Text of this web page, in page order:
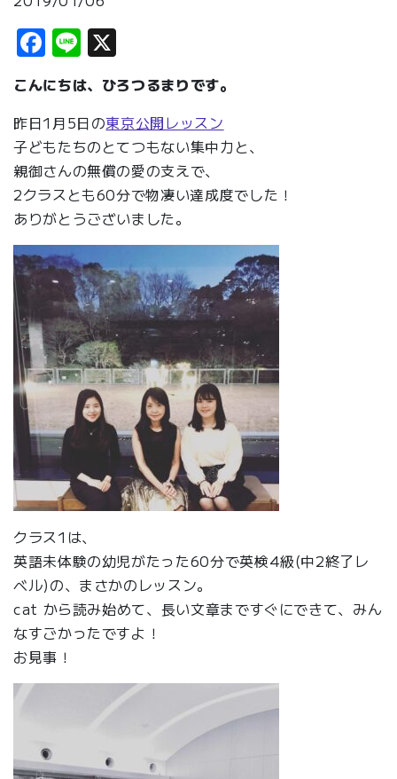
Facebook
Line
こんにちは、ひろつるまりです。
昨日1月5日の東京公開レッスン
子どもたちのとてつもない集中力と、
親御さんの無償の愛の支えで、
2クラスとも60分で物凄い達成度でした！
ありがとうございました。
クラス1は、
英語未体験の幼児がたった60分で英検4級(中2終了レ
ベル)の、まさかのレッスン。
cat から読み始めて、長い文章まですぐにできて、みん
なすごかったですよ！
お見事！